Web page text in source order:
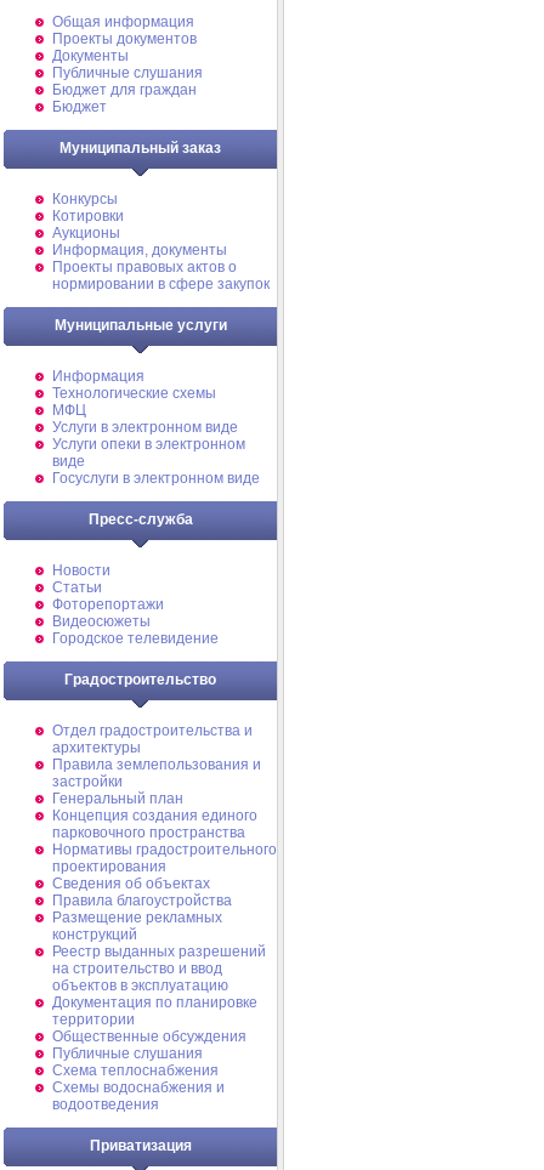
Общая информация
Проекты документов
Документы
Публичные слушания
Бюджет для граждан
Бюджет
Муниципальный заказ
Конкурсы
Котировки
Аукционы
Информация, документы
Проекты правовых актов о
нормировании в сфере закупок
Муниципальные услуги
Информация
Технологические схемы
МФЦ
Услуги в электронном виде
Услуги опеки в электронном
виде
Госуслуги в электронном виде
Пресс-служба
Новости
Статьи
Фоторепортажи
Видеосюжеты
Городское телевидение
Градостроительство
Отдел градостроительства и
архитектуры
Правила землепользования и
застройки
Генеральный план
Концепция создания единого
парковочного пространства
Нормативы градостроительного
проектирования
Сведения об объектах
Правила благоустройства
Размещение рекламных
конструкций
Реестр выданных разрешений
на строительство и ввод
объектов в эксплуатацию
Документация по планировке
территории
Общественные обсуждения
Публичные слушания
Схема теплоснабжения
Схемы водоснабжения и
водоотведения
Приватизация